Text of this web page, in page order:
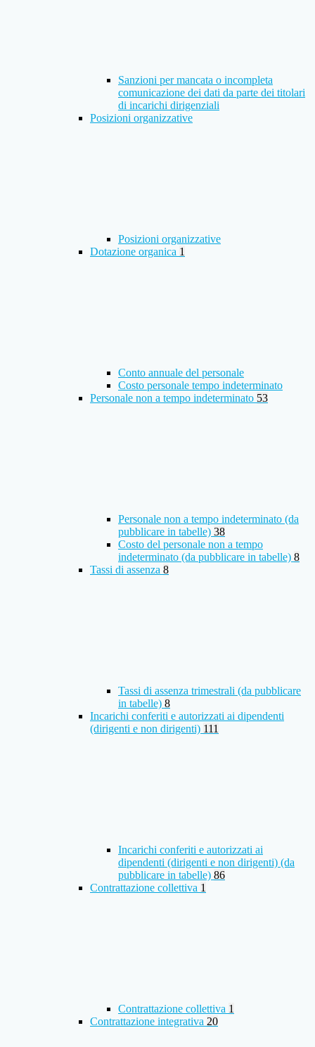
Sanzioni per mancata o incompleta
comunicazione dei dati da parte dei titolari
di incarichi dirigenziali
Posizioni organizzative
Posizioni organizzative
Dotazione organica 1
Conto annuale del personale
Costo personale tempo indeterminato
Personale non a tempo indeterminato 53
Personale non a tempo indeterminato (da
pubblicare in tabelle) 38
Costo del personale non a tempo
indeterminato (da pubblicare in tabelle) 8
Tassi di assenza 8
Tassi di assenza trimestrali (da pubblicare
in tabelle) 8
Incarichi conferiti e autorizzati ai dipendenti
(dirigenti e non dirigenti) 111
Incarichi conferiti e autorizzati ai
dipendenti (dirigenti e non dirigenti) (da
pubblicare in tabelle) 86
Contrattazione collettiva 1
Contrattazione collettiva 1
Contrattazione integrativa 20